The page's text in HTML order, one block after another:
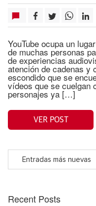
YouTube ocupa un
de muchas personas
de experiencias
atención de cadenas y
escondido que se
vídeos que se cuelgan
personajes ya […]
VER POST
Entradas más nuevas
Recent Posts